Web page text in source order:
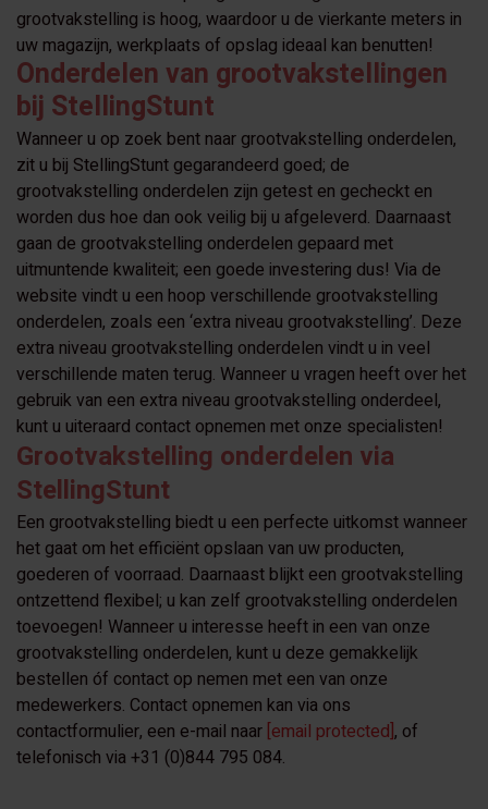
grootvakstelling is hoog, waardoor u de vierkante meters in
uw magazijn, werkplaats of opslag ideaal kan benutten!
Onderdelen van grootvakstellingen
bij StellingStunt
Wanneer u op zoek bent naar grootvakstelling onderdelen,
zit u bij StellingStunt gegarandeerd goed; de
grootvakstelling onderdelen zijn getest en gecheckt en
worden dus hoe dan ook veilig bij u afgeleverd. Daarnaast
gaan de grootvakstelling onderdelen gepaard met
uitmuntende kwaliteit; een goede investering dus! Via de
website vindt u een hoop verschillende grootvakstelling
onderdelen, zoals een ‘extra niveau grootvakstelling’. Deze
extra niveau grootvakstelling onderdelen vindt u in veel
verschillende maten terug. Wanneer u vragen heeft over het
gebruik van een extra niveau grootvakstelling onderdeel,
kunt u uiteraard contact opnemen met onze specialisten!
Grootvakstelling onderdelen via
StellingStunt
Een grootvakstelling biedt u een perfecte uitkomst wanneer
het gaat om het efficiënt opslaan van uw producten,
goederen of voorraad. Daarnaast blijkt een grootvakstelling
ontzettend flexibel; u kan zelf grootvakstelling onderdelen
toevoegen! Wanneer u interesse heeft in een van onze
grootvakstelling onderdelen, kunt u deze gemakkelijk
bestellen óf contact op nemen met een van onze
medewerkers. Contact opnemen kan via ons
contactformulier, een e-mail naar [email protected], of
telefonisch via +31 (0)844 795 084.